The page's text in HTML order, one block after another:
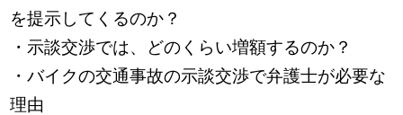
を提示してくるのか？
・示談交渉では、どのくらい増額するのか？
・バイクの交通事故の示談交渉で弁護士が必要な
理由